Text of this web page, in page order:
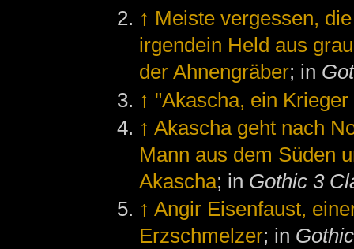
↑ Meiste vergessen,
irgendein Held aus
der Ahnengräber; in
↑ "Akascha, ein
↑ Akascha geht nach
Mann aus dem Süden
Akascha; in Gothic 3
↑ Angir Eisenfaust,
Erzschmelzer; in